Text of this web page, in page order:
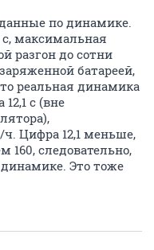
по динамике.
с, максимальная
разгон до сотни
батареей,
реальная динамика
с (вне
Цифра 12,1 меньше,
160, следовательно,
Это тоже